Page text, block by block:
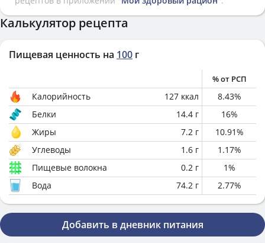
Калькулятор рецепта
Пищевая ценность на 100 г
% от РСП
Калорийность 127 ккал 8.43%
Белки
14.4 г 16%
Жиры
7.2 г 10.91%
Углеводы
1.6 г 1.17%
Пищевые волокна
0.2 г 1%
Вода
74.2 г 2.77%
Добавить в дневник питания